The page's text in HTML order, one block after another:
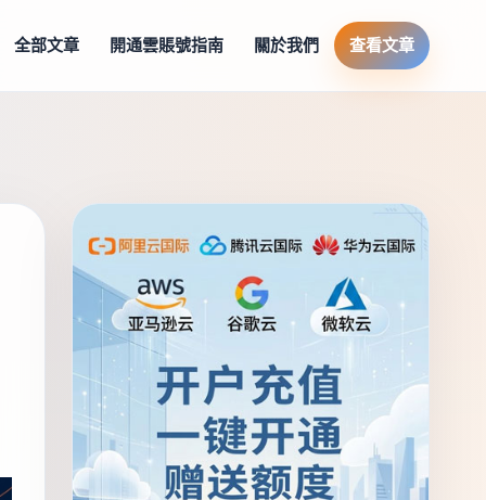
全部文章 開通雲賬號指南 關於我們 查看文章